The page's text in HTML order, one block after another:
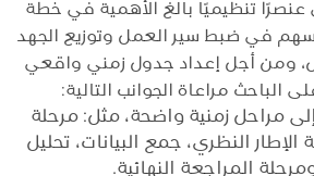
عنصرًا تنظيميًا بالغ الأهمية في خطة
في ضبط سير العمل وتوزيع الجهد
ومن أجل إعداد جدول زمني واقعي
الباحث مراعاة الجوانب التالية:
مراحل زمنية واضحة، مثل: مرحلة
النظري، جمع البيانات، تحليل
ومرحلة المراجعة النهائية.